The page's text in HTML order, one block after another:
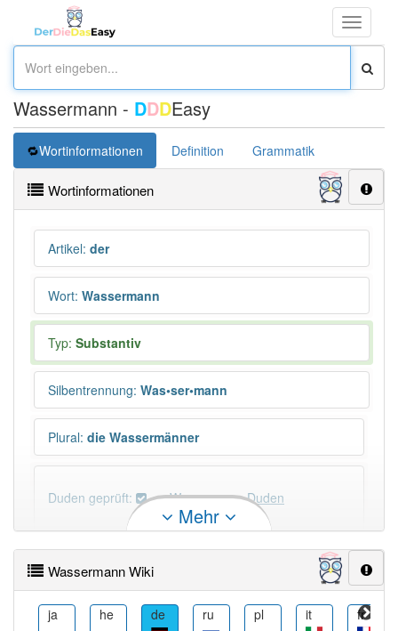
Toggle
Wassermann - DDDEasy
Wortinformationen Definition Grammatik
Wortinformationen
Artikel: der
Wort: Wassermann
Typ: Substantiv
Silbentrennung: Was•ser•mann
Plural: die Wassermänner
Duden geprüft: Wassermann Duden
PowerIndex:29
Mehr
Wassermann Wiki
ja he de ru pl it fr